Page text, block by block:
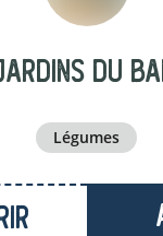
du
légumes